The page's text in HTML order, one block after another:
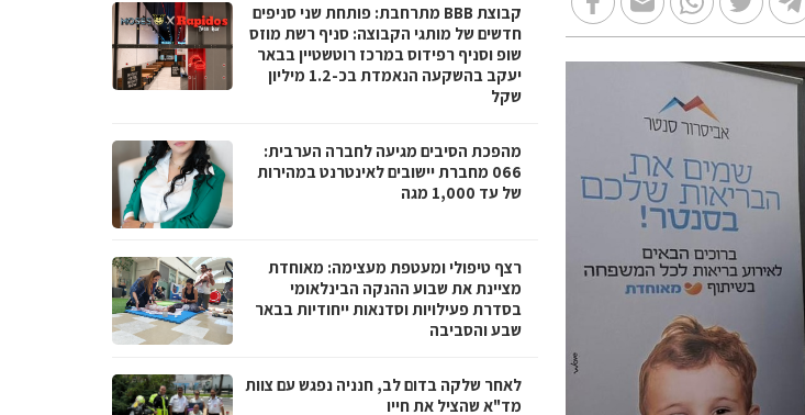
קבוצת BBB מתרחבת: פותחת שני סניפים
חדשים של מותגי הקבוצה: סניף רשת מוזס
שופ וסניף רפידוס במרכז רוטשטיין בבאר
יעקב בהשקעה הנאמדת בכ-1.2 מיליון
שקל
מהפכת הסיבים מגיעה לחברה הערבית:
066 מחברת יישובים לאינטרנט במהירות
של עד 1,000 מגה
רצף טיפולי ומעטפת מעצימה: מאוחדת
מציינת את שבוע ההנקה הבינלאומי
בסדרת פעילויות וסדנאות ייחודיות בבאר
שבע והסביבה
לאחר שלקה בדום לב, חנניה נפגש עם צוות
מד"א שהציל את חייו